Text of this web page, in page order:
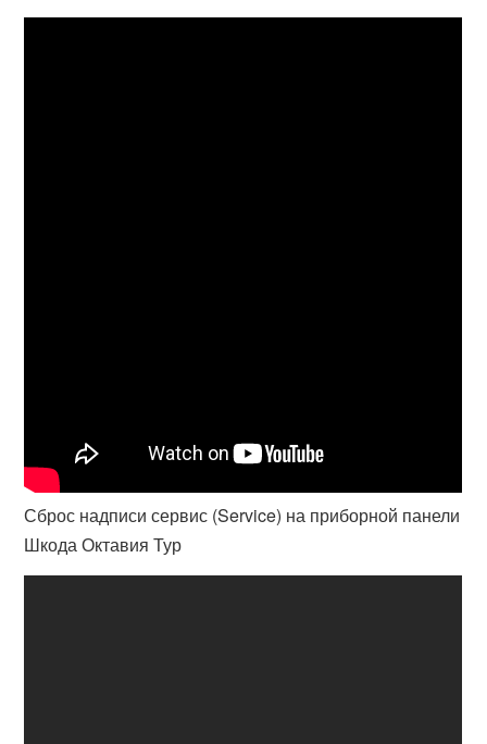
Сброс надписи сервис (Service) на приборной панели
Шкода Октавия Тур